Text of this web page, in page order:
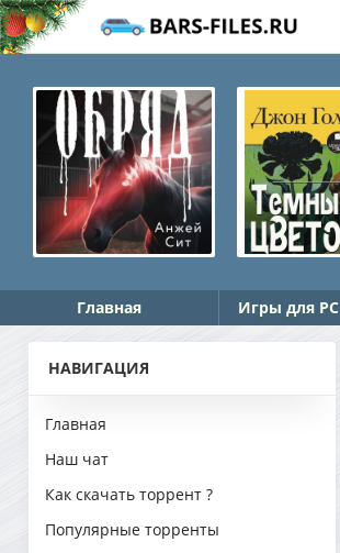
Главная Игры для PC
НАВИГАЦИЯ
Главная
Наш чат
Как скачать торрент ?
Популярные торренты